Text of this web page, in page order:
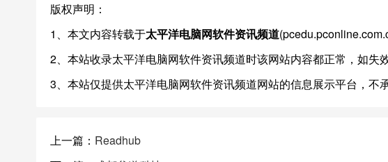
版权声明：
1、本文内容转载于太平洋电脑网软件资讯频道
2、本站收录太平洋电脑网软件资讯频道时该网站内容都正常，如失
3、本站仅提供太平洋电脑网软件资讯频道网站的信息展示平台，不
上一篇： Readhub